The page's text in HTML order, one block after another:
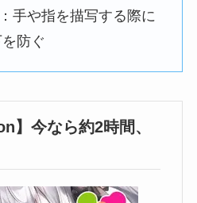
手や指を描写する際に
防ぐ
】今なら約2時間、